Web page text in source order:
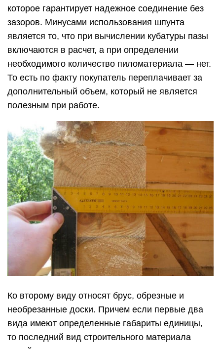
которое гарантирует надежное соединение без
зазоров. Минусами использования шпунта
является то, что при вычислении кубатуры пазы
включаются в расчет, а при определении
необходимого количество пиломатериала — нет.
То есть по факту покупатель переплачивает за
дополнительный объем, который не является
полезным при работе.
Ко второму виду относят брус, обрезные и
необрезанные доски. Причем если первые два
вида имеют определенные габариты единицы,
то последний вид строительного материала